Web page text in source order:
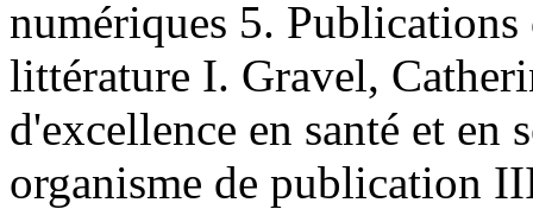
numériques 5.
littérature I. Gravel,
d'excellence en santé et en
organisme de publication